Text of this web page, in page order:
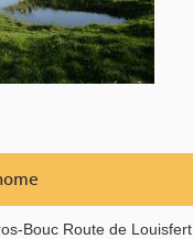
Bouc Route de Louisfert